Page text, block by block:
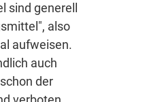
generell
also
aufweisen.
auch
der